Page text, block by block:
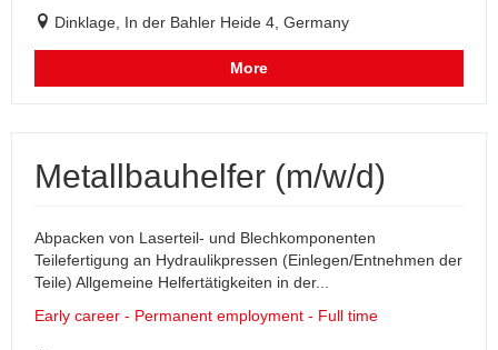
Dinklage, In der Bahler Heide 4, Germany
More
Metallbauhelfer (m/w/d)
Abpacken von Laserteil- und Blechkomponenten
Teilefertigung an Hydraulikpressen (Einlegen/Entnehmen der
Teile) Allgemeine Helfertätigkeiten in der...
Early career - Permanent employment - Full time